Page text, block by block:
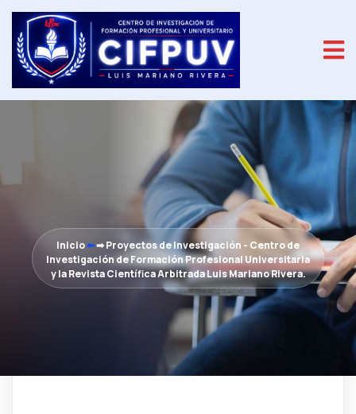
Inicio⬅➡Proyectos de Investigación - Centro de
Investigación de Formación Profesional Universitaria
y la Revista Científica Arbitrada Luis Mariano Rivera.